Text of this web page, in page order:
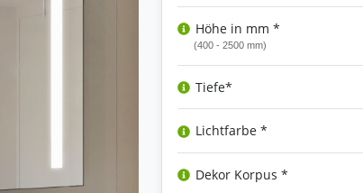
Höhe in mm *
(400 - 2500 mm)
Tiefe*
Lichtfarbe *
Dekor Korpus *